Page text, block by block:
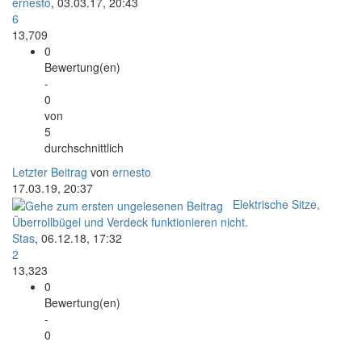
6
13,709
0
Bewertung(en)
-
0
von
5
durchschnittlich
Letzter Beitrag von ernesto
17.03.19, 20:37
Elektrische Sitze,
Überrollbügel und Verdeck funktionieren nicht.
Stas, 06.12.18, 17:32
2
13,323
0
Bewertung(en)
-
0